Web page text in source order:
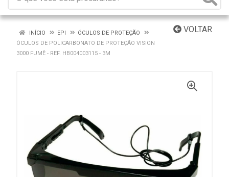
VOLTAR
INÍCIO EPI
ÓCULOS DE PROTEÇÃO
ÓCULOS DE POLICARBONATO DE PROTEÇÃO VISION
3000 FUMÊ - REF. HB004003115 - 3M